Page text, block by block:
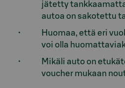
jätetty
autoa on sakotettu
Huomaa, että eri
voi olla
Mikäli auto on
voucher mukaan